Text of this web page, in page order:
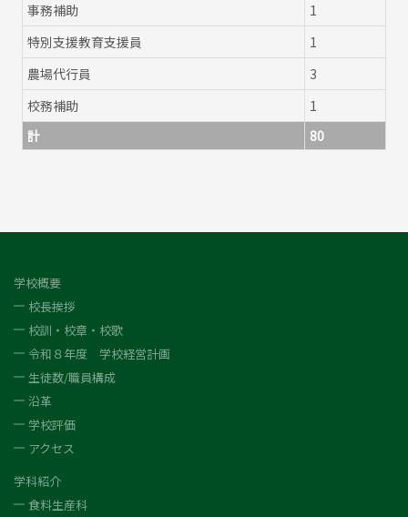
事務補助
1
特別支援教育支援員
1
農場代行員
3
校務補助
1
計
80
学校概要
校長挨拶
校訓・校章・校歌
令和８年度 学校経営計画
生徒数/職員構成
沿革
学校評価
アクセス
学科紹介
食料生産科